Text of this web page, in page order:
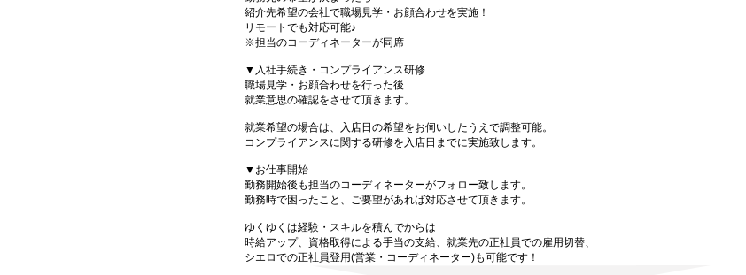
紹介先希望の会社で職場見学・お顔合わせを実施！
リモートでも対応可能♪
※担当のコーディネーターが同席
▼入社手続き・コンプライアンス研修
職場見学・お顔合わせを行った後
就業意思の確認をさせて頂きます。
就業希望の場合は、入店日の希望をお伺いしたうえで調整可能。
コンプライアンスに関する研修を入店日までに実施致します。
▼お仕事開始
勤務開始後も担当のコーディネーターがフォロー致します。
勤務時で困ったこと、ご要望があれば対応させて頂きます。
ゆくゆくは経験・スキルを積んでからは
時給アップ、資格取得による手当の支給、就業先の正社員での雇用切替、
シエロでの正社員登用(営業・コーディネーター)も可能です！